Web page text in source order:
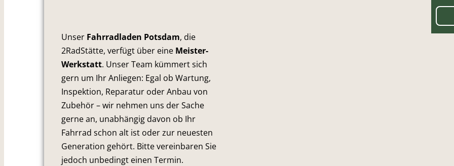
Unser Fahrradladen Potsdam, die
2RadStätte, verfügt über eine Meister-
Werkstatt. Unser Team kümmert sich
gern um Ihr Anliegen: Egal ob Wartung,
Inspektion, Reparatur oder Anbau von
Zubehör – wir nehmen uns der Sache
gerne an, unabhängig davon ob Ihr
Fahrrad schon alt ist oder zur neuesten
Generation gehört. Bitte vereinbaren Sie
jedoch unbedingt einen Termin.